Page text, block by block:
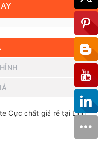
Cực chất giá rẻ tại Linh